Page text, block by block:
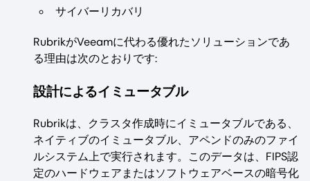
サイバーリカバリ
RubrikがVeeamに代わる優れたソリューションであ
る理由は次のとおりです:
設計によるイミュータブル
Rubrikは、クラスタ作成時にイミュータブルである、
ネイティブのイミュータブル、アペンドのみのファイ
ルシステム上で実行されます。このデータは、FIPS認
定のハードウェアまたはソフトウェアベースの暗号化